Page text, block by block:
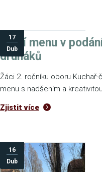
17
Dub
Jarní menu v
druháků
Žáci 2. ročníku oboru
menu s nadšením a
Zjistit více
16
Dub